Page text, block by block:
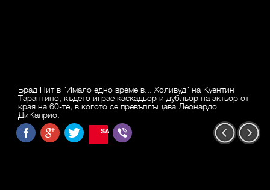
Брад Пит в "Имало едно време в... Холивуд" на Куентин
Тарантино, където играе каскадьор и дубльор на актьор от
края на 60-те, в когото се превъплъщава Леонардо
ДиКаприо.
SAVE